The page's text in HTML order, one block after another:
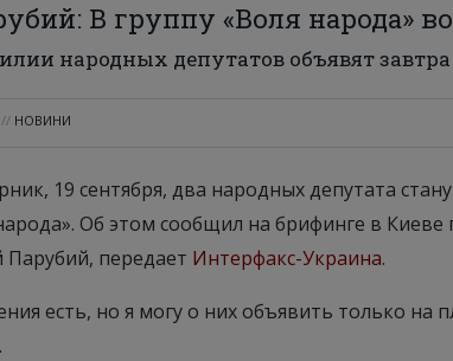
В группу «Воля народа»
народных депутатов объявят
// НОВИНИ
19 сентября, два народных депутата
Об этом сообщил на брифинге в
Парубий, передает Интерфакс-Украина.
есть, но я могу о них объявить только на